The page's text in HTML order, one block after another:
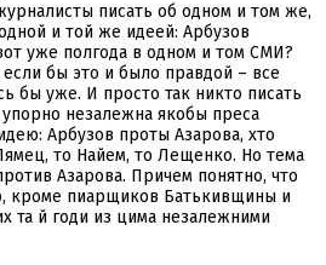
писать об одном и том же,
и той же идеей: Арбузов
уже полгода в одном и том СМИ?
бы это и было правдой – все
бы уже. И просто так никто писать
незалежна якобы преса
Арбузов проты Азарова, хто
то Найем, то Лещенко. Но тема
Азарова. Причем понятно, что
кроме пиарщиков Батькивщины и
та й годи из цима незалежними